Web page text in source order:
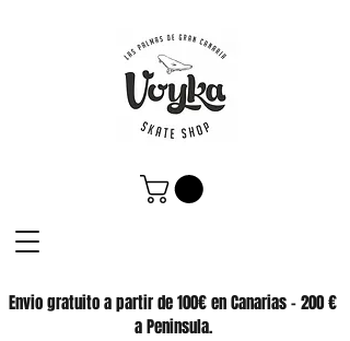
Envio gratuito a partir de 100€ en Canarias - 200 €
a Peninsula.